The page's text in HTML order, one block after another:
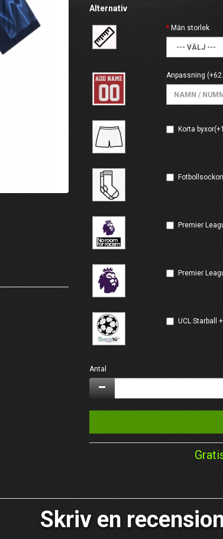
Alternativ
Män storlek
Anpassning
Korta
Premier
Premier
UCL Starball
Antal
Skriv en